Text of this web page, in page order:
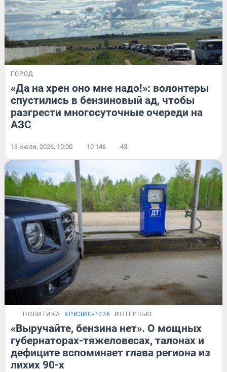
ГОРОД
«Да на хрен оно мне надо!»: волонтеры
спустились в бензиновый ад, чтобы
разгрести многосуточные очереди на
АЗС
13 июля, 2026, 10:00 10 146 43
ПОЛИТИКА КРИЗИС-2026 ИНТЕРВЬЮ
«Выручайте, бензина нет». О мощных
губернаторах-тяжеловесах, талонах и
дефиците вспоминает глава региона из
лихих 90-х